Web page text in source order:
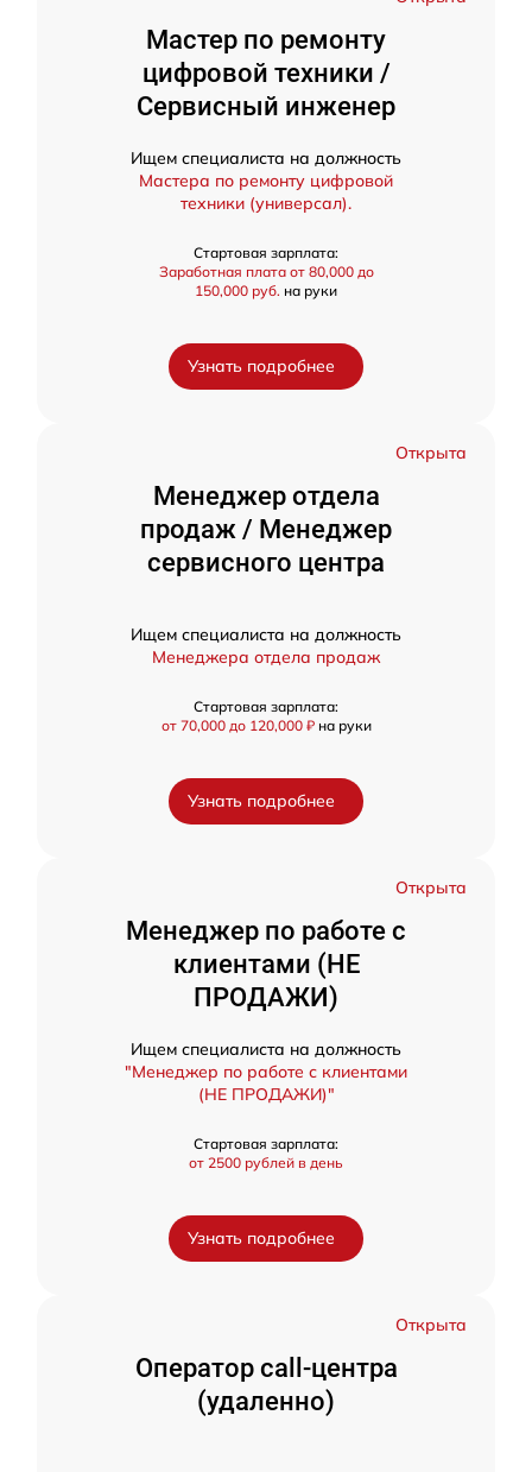
Мастер по ремонту
цифровой техники /
Сервисный инженер
Ищем специалиста на должность
Мастера по ремонту цифровой
техники (универсал).
Стартовая зарплата:
Заработная плата от 80,000 до
150,000 руб. на руки
Узнать подробнее
Открыта
Менеджер отдела
продаж / Менеджер
сервисного центра
Ищем специалиста на должность
Менеджера отдела продаж
Стартовая зарплата:
от 70,000 до 120,000 ₽ на руки
Узнать подробнее
Открыта
Менеджер по работе с
клиентами (НЕ
ПРОДАЖИ)
Ищем специалиста на должность
"Менеджер по работе с клиентами
(НЕ ПРОДАЖИ)"
Стартовая зарплата:
от 2500 рублей в день
Узнать подробнее
Открыта
Оператор call-центра
(удаленно)